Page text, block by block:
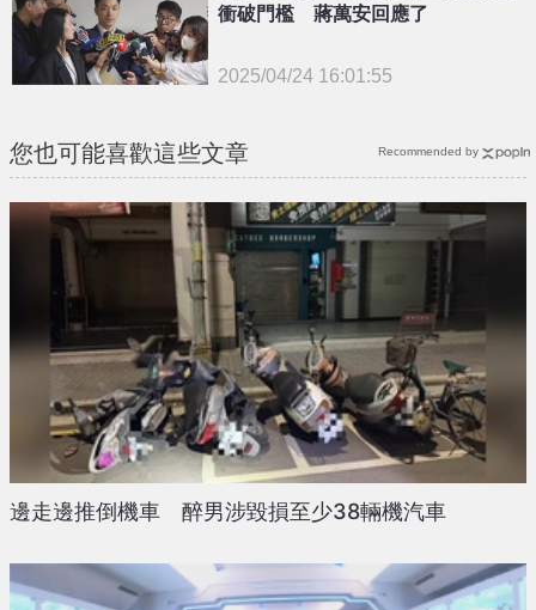
衝破門檻 蔣萬安回應了
2025/04/24 16:01:55
您也可能喜歡這些文章
邊走邊推倒機車 醉男涉毀損至少38輛機汽車
Recommended by